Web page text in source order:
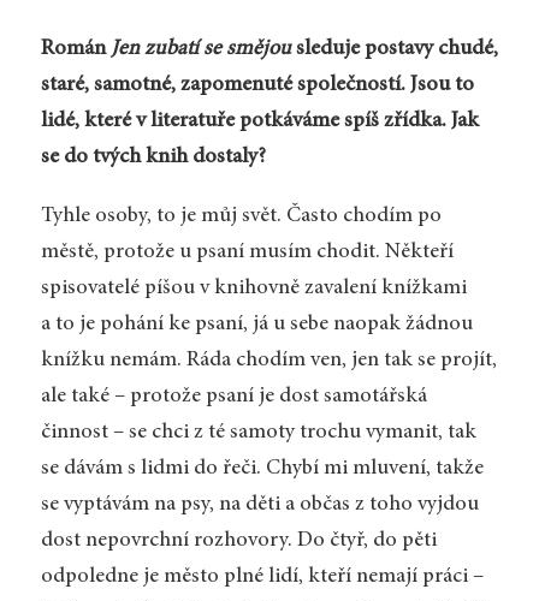
Román Jen zubatí se smějousleduje postavy chudé,
staré, samotné, zapomenuté společností. Jsou to
lidé, které v literatuře potkáváme spíš zřídka. Jak
se do tvých knih dostaly?
Tyhle osoby, to je můj svět. Často chodím po
městě, protože u psaní musím chodit. Někteří
spisovatelé píšou v knihovně zavalení knížkami
a to je pohání ke psaní, já u sebe naopak žádnou
knížku nemám. Ráda chodím ven, jen tak se projít,
ale také – protože psaní je dost samotářská
činnost – se chci z té samoty trochu vymanit, tak
se dávám s lidmi do řeči. Chybí mi mluvení, takže
se vyptávám na psy, na děti a občas z toho vyjdou
dost nepovrchní rozhovory. Do čtyř, do pěti
odpoledne je město plné lidí, kteří nemají práci –